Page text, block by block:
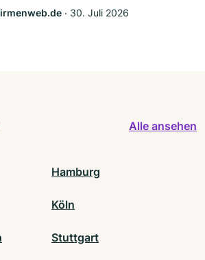
‧ 30. Juli 2026
Alle ansehen
Hamburg
Köln
Stuttgart